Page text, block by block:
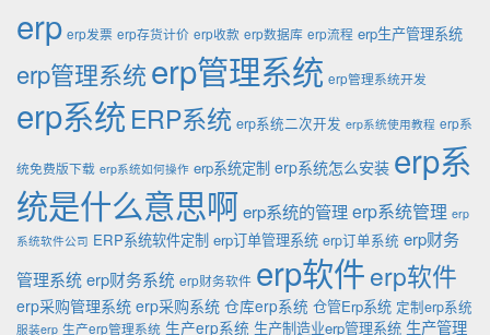
erp erp发票 erp存货计价 erp收款 erp数据库 erp流程 erp生产管理系统
erp管理系统erp管理系统 erp管理系统开发
erp系统 ERP系统 erp系统二次开发 erp系统使用教程 erp系
统免费版下载 erp系统如何操作 erp系统定制 erp系统怎么安装 erp系
统是什么意思啊erp系统的管理erp系统管理 erp
系统软件公司 ERP系统软件定制 erp订单管理系统 erp订单系统 erp财务
管理系统erp财务系统 erp财务软件 erp软件erp软件
erp采购管理系统 erp采购系统 仓库erp系统 仓管Erp系统 定制erp系统
服装erp 生产erp管理系统 生产erp系统 生产制造业erp管理系统 生产管理